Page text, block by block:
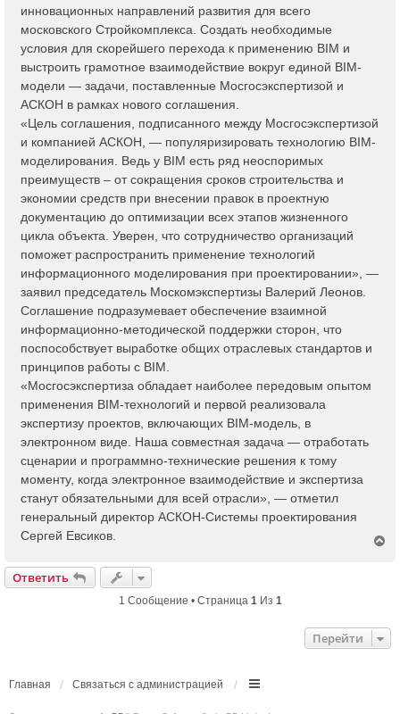
инновационных направлений развития для всего
московского Стройкомплекса. Создать необходимые
условия для скорейшего перехода к применению BIM и
выстроить грамотное взаимодействие вокруг единой BIM-
модели — задачи, поставленные Мосгосэкспертизой и
АСКОН в рамках нового соглашения.
«Цель соглашения, подписанного между Мосгосэкспертизой
и компанией АСКОН, — популяризировать технологию BIM-
моделирования. Ведь у BIM есть ряд неоспоримых
преимуществ – от сокращения сроков строительства и
экономии средств при внесении правок в проектную
документацию до оптимизации всех этапов жизненного
цикла объекта. Уверен, что сотрудничество организаций
поможет распространить применение технологий
информационного моделирования при проектировании», —
заявил председатель Москомэкспертизы Валерий Леонов.
Соглашение подразумевает обеспечение взаимной
информационно-методической поддержки сторон, что
поспособствует выработке общих отраслевых стандартов и
принципов работы с BIM.
«Мосгосэкспертиза обладает наиболее передовым опытом
применения BIM-технологий и первой реализовала
экспертизу проектов, включающих BIM-модель, в
электронном виде. Наша совместная задача — отработать
сценарии и программно-технические решения к тому
моменту, когда электронное взаимодействие и экспертиза
станут обязательными для всей отрасли», — отметил
генеральный директор АСКОН-Системы проектирования
Сергей Евсиков.
ь
я
Ответить
1 Сообщение • Страница 1 Из 1
Перейти
Главная Связаться с администрацией